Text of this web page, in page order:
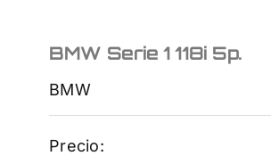
BMW Serie 1 118i 5p.
BMW
Precio: